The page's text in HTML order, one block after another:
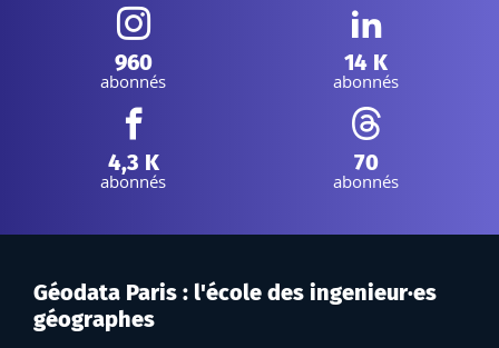
Instagram :
960
abonnés
Linkedin :
14 K
abonnés
Facebook :
4,3 K
abonnés
Threads :
70
abonnés
Géodata Paris : l'école des ingenieur·es
géographes